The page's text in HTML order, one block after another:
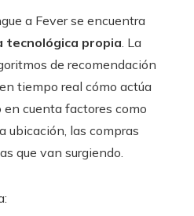
a Fever se encuentra
propia. La
de recomendación
tiempo real cómo actúa
en cuenta factores como
ubicación, las compras
que van surgiendo.